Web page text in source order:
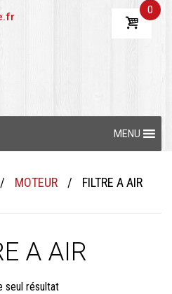
0
MENU
/ MOTEUR / FILTRE A AIR
A AIR
seul résultat